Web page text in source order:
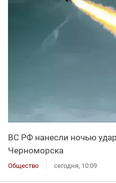
ВС РФ нанесли ночью
Черноморска
Общество сегодня, 10:09